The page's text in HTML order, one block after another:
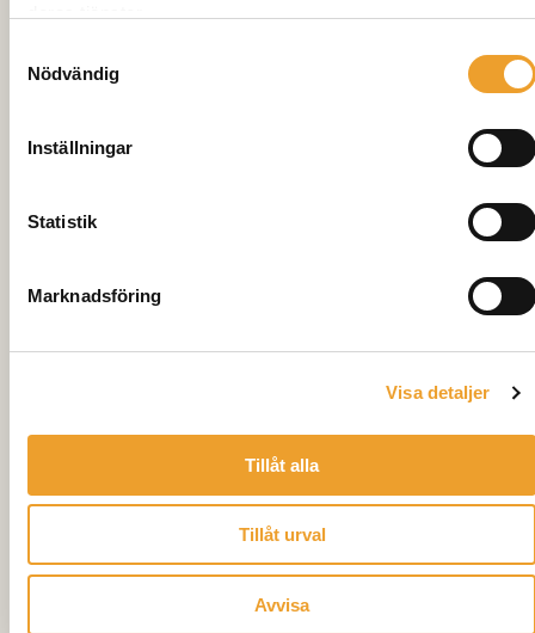
Nödvändig
Inställningar
Statistik
Marknadsföring
Visa detaljer
Tillåt alla
Tillåt urval
Avvisa
BRF Kamomillen, Åhus
Hustyp Radhus, 2-plan, 115 kvm
Maj 2022